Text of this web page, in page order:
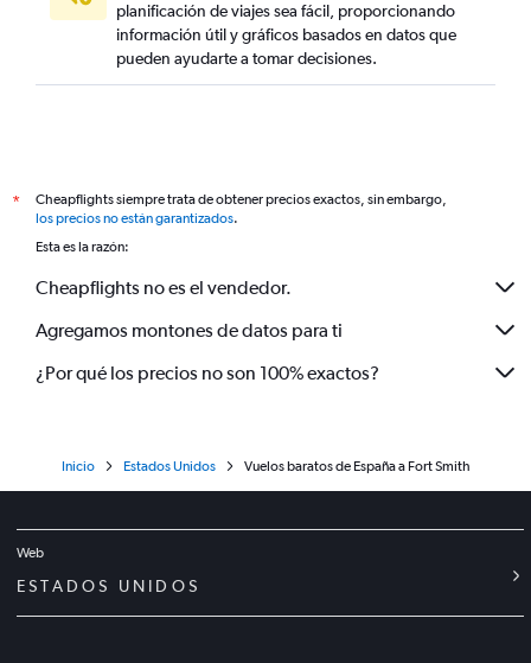
planificación de viajes sea fácil, proporcionando
información útil y gráficos basados en datos que
pueden ayudarte a tomar decisiones.
*
Cheapflights siempre trata de obtener precios exactos, sin embargo,
los precios no están garantizados.
Esta es la razón:
Cheapflights no es el vendedor.
Agregamos montones de datos para ti
¿Por qué los precios no son 100% exactos?
Inicio Estados Unidos Vuelos baratos de España a Fort Smith
Web
ESTADOS UNIDOS